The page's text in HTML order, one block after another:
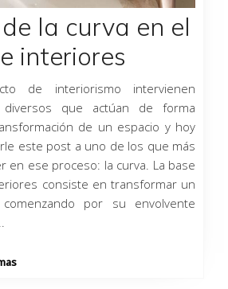
la curva en el
interiores
de interiorismo intervienen
diversos que actúan de forma
de un espacio y hoy
este post a uno de los que más
en ese proceso: la curva. La base
consiste en transformar un
por su envolvente